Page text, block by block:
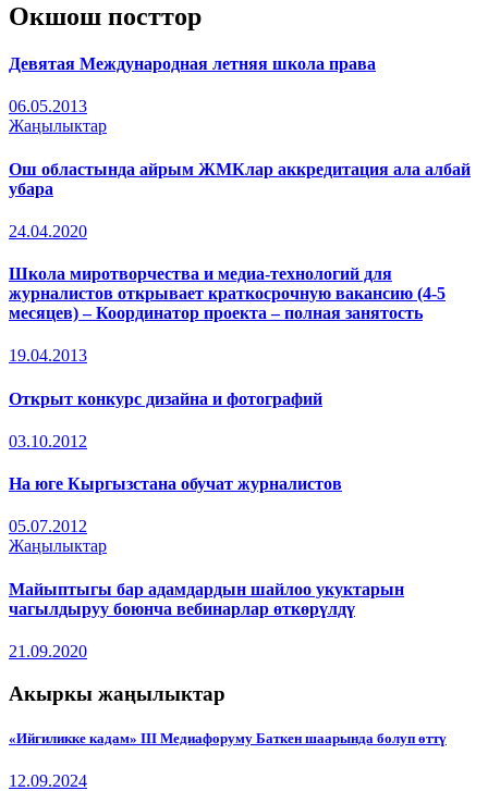
Окшош посттор
Девятая Международная летняя школа права
06.05.2013
Жаңылыктар
Ош областында айрым ЖМКлар аккредитация ала албай
убара
24.04.2020
Школа миротворчества и медиа-технологий для
журналистов открывает краткосрочную вакансию (4-5
месяцев) – Координатор проекта – полная занятость
19.04.2013
Открыт конкурс дизайна и фотографий
03.10.2012
На юге Кыргызстана обучат журналистов
05.07.2012
Жаңылыктар
Майыптыгы бар адамдардын шайлоо укуктарын
чагылдыруу боюнча вебинарлар өткөрүлдү
21.09.2020
Акыркы жаңылыктар
«Ийгиликке кадам» III Медиафоруму Баткен шаарында болуп өттү
12.09.2024